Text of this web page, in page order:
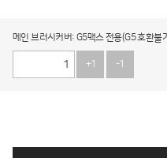
메인 브러시커버: G5맥스 전용(G5 호환불
+1 -1